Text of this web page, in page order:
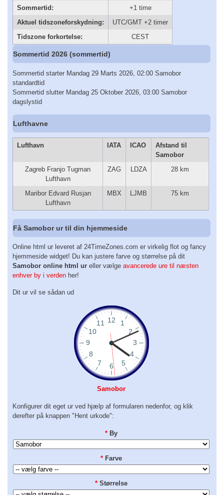
Sommertid:
+1 time
Aktuel tidszoneforskydning:
UTC/GMT +2 timer
Tidszone forkortelse:
CEST
Sommertid 2026 (sommertid)
Sommertid starter Mandag 29 Marts 2026, 02:00 Samobor
standardtid
Sommertid slutter Mandag 25 Oktober 2026, 03:00 Samobor
dagslystid
Lufthavne
Lufthavn IATA ICAO
Afstand til
Samobor
Zagreb Franjo Tugman
Lufthavn
ZAG LDZA 28 km
Maribor Edvard Rusjan
Lufthavn
MBX LJMB 75 km
Få Samobor ur til din hjemmeside
Online html ur leveret af 24TimeZones.com er virkelig flot og fancy
hjemmeside widget! Du kan justere farve og størrelse på dit
Samobor online html ur eller vælge avancerede ure til næsten
enhver by i verden her!
Dit ur vil se sådan ud
Samobor
Konfigurer dit eget ur ved hjælp af formularen nedenfor, og klik
derefter på knappen "Hent urkode":
* By
* Farve
* Størrelse